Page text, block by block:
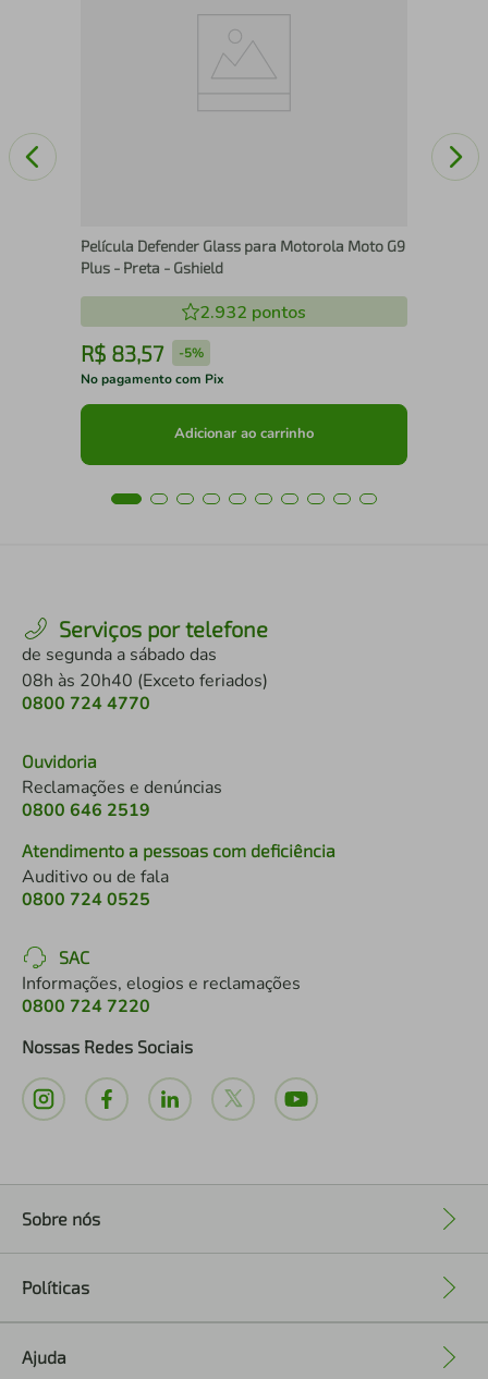
Película Defender Glass para Motorola Moto G9
Plus - Preta - Gshield
2.932 pontos
R$ 83,57 -5%
No pagamento com Pix
Adicionar ao carrinho
Serviços por telefone
de segunda a sábado das
08h às 20h40 (Exceto feriados)
0800 724 4770
Ouvidoria
Reclamações e denúncias
0800 646 2519
Atendimento a pessoas com deficiência
Auditivo ou de fala
0800 724 0525
SAC
Informações, elogios e reclamações
0800 724 7220
Nossas Redes Sociais
Sobre nós
Políticas
Ajuda